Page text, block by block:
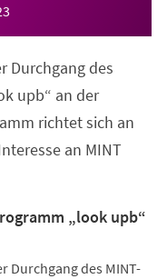
Durchgang des
upb“ an der
richtet sich an
an MINT
„look upb“
Durchgang des MINT-